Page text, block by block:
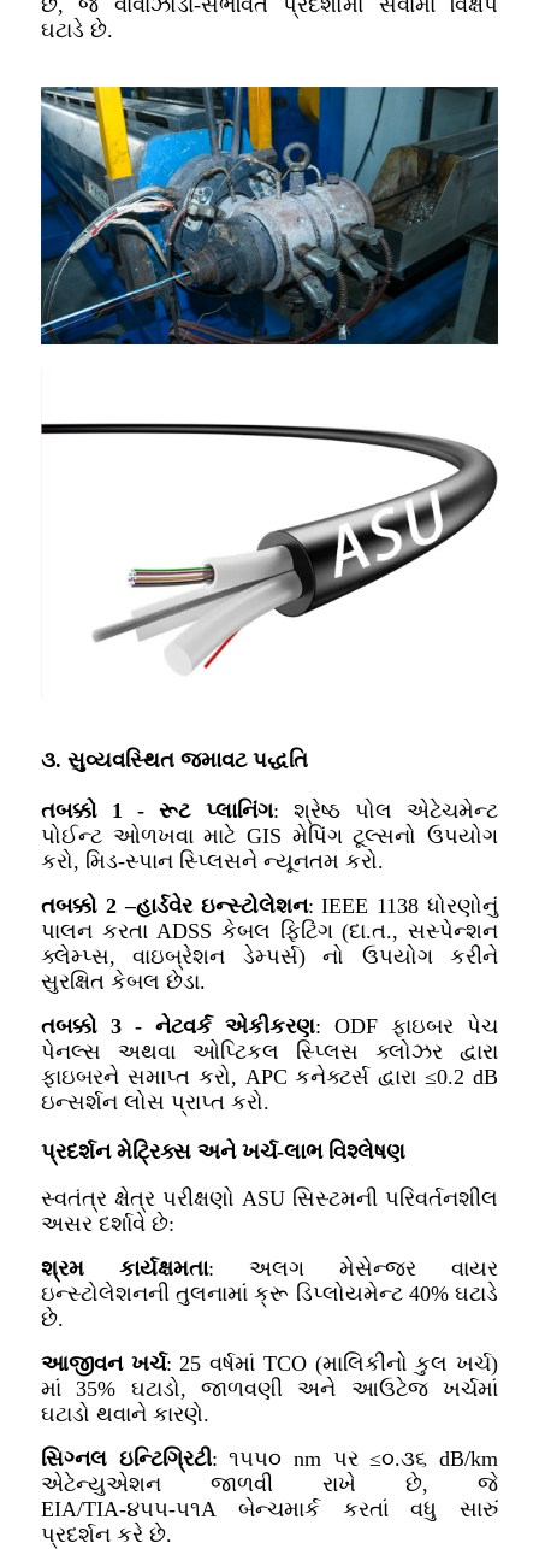
છે, જે વાવાઝોડા-સંભવિત પ્રદેશોમાં સેવામાં વિક્ષેપ
ઘટાડે છે.
૩. સુવ્યવસ્થિત જમાવટ પદ્ધતિ
તબક્કો 1 - રૂટ પ્લાનિંગ: શ્રેષ્ઠ પોલ એટેચમેન્ટ
પોઈન્ટ ઓળખવા માટે GIS મેપિંગ ટૂલ્સનો ઉપયોગ
કરો, મિડ-સ્પાન સ્પ્લિસને ન્યૂનતમ કરો.
તબક્કો 2 –હાર્ડવેર ઇન્સ્ટોલેશન: IEEE 1138 ધોરણોનું
પાલન કરતા ADSS કેબલ ફિટિંગ (દા.ત., સસ્પેન્શન
ક્લેમ્પ્સ, વાઇબ્રેશન ડેમ્પર્સ) નો ઉપયોગ કરીને
સુરક્ષિત કેબલ છેડા.
તબક્કો 3 - નેટવર્ક એકીકરણ: ODF ફાઇબર પેચ
પેનલ્સ અથવા ઓપ્ટિકલ સ્પ્લિસ ક્લોઝર દ્વારા
ફાઇબરને સમાપ્ત કરો, APC કનેક્ટર્સ દ્વારા ≤0.2 dB
ઇન્સર્શન લોસ પ્રાપ્ત કરો.
પ્રદર્શન મેટ્રિક્સ અને ખર્ચ-લાભ વિશ્લેષણ
સ્વતંત્ર ક્ષેત્ર પરીક્ષણો ASU સિસ્ટમની પરિવર્તનશીલ
અસર દર્શાવે છે:
શ્રમ કાર્યક્ષમતા: અલગ મેસેન્જર વાયર
ઇન્સ્ટોલેશનની તુલનામાં ક્રૂ ડિપ્લોયમેન્ટ 40% ઘટાડે
છે.
આજીવન ખર્ચ: 25 વર્ષમાં TCO (માલિકીનો કુલ ખર્ચ)
માં 35% ઘટાડો, જાળવણી અને આઉટેજ ખર્ચમાં
ઘટાડો થવાને કારણે.
સિગ્નલ ઇન્ટિગ્રિટી: ૧૫૫૦ nm પર ≤૦.૩૬ dB/km
એટેન્યુએશન જાળવી રાખે છે, જે
EIA/TIA-૪૫૫-૫૧A બેન્ચમાર્ક કરતાં વધુ સારું
પ્રદર્શન કરે છે.